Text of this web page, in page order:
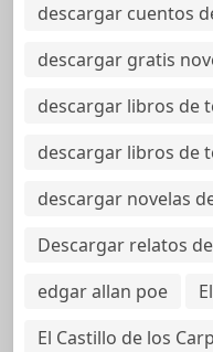
descargar cuentos
descargar gratis
descargar libros de
descargar libros de
descargar novelas
Descargar relatos
edgar allan poe
El Castillo de los